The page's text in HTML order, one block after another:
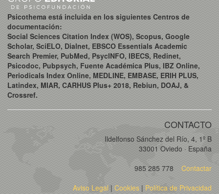
Psicothema está incluida en los siguientes Centros de
documentación:
Social Sciences Citation Index (WOS), Scopus, Google
Scholar, SciELO, Dialnet, EBSCO Essentials Academic
Search Premier, PubMed, PsycINFO, IBECS, Redinet,
Psicodoc, Pubpsych, Fuente Académica Plus, IBZ Online,
Periodicals Index Online, MEDLINE, EMBASE, ERIH PLUS,
Latindex, MIAR, CARHUS Plus+ 2018, Rebiun, DOAJ, &
Crossref.
CONTACTO
Ildelfonso Sánchez del Río, 4, 1º B
33001 Oviedo · España
985 285 778
Contactar
Aviso Legal| Cookies | Política de Privacidad